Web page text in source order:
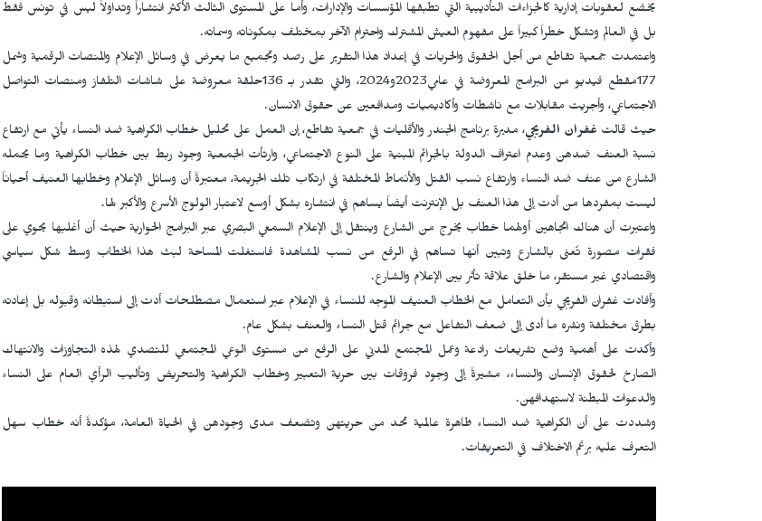
يخضع لعقوبات إدارية كالجزاءات التأديبية التي تطبقها المؤسسات والإدارات، وأما على المستوى الثالث الأكثر انتشاراً وتداولاً ليس في تونس فقط
بل في العالم وتشكل خطراً كبيراً على مفهوم العيش المشترك واحترام الآخر بمختلف بمكوناته وسماته.
واعتمدت جمعية تقاطع من أجل الحقوق والحريات في إعداد هذا التقرير على رصد وتجميع ما يعرض في وسائل الإعلام والمنصات الرقمية وشمل
177مقطع فيديو من البرامج المعروضة في عامي2023و2024، والتي تقدر بـ 136حلقة معروضة على شاشات التلفاز ومنصات التواصل
الاجتماعي، وأجريت مقابلات مع ناشطات وأكاديميات ومدافعين عن حقوق الانسان.
حيث قالت غفران الفريجي، مديرة برنامج الجندر والأقليات في جمعية تقاطع، إن العمل على تحليل خطاب الكراهية ضد النساء يأتي مع ارتفاع
نسبة العنف ضدهن وعدم اعتراف الدولة بالجرائم المبنية على النوع الاجتماعي، وارتأت الجمعية وجود ربط بين خطاب الكراهية وما يحمله
الشارع من عنف ضد النساء وارتفاع نسب القتل والأنماط المختلفة في ارتكاب تلك الجريمة، معتبرةً أن وسائل الإعلام وخطابها العنيف أحياناً
ليست بمفردها من أدت إلى هذا العنف بل الإنترنت أيضاً يساهم في انتشاره بشكل أوسع لاعتبار الولوج الأسرع والأكبر لها.
واعتبرت أن هناك اتجاهين أولهما خطاب يخرج من الشارع وينتقل إلى الإعلام السمعي البصري عبر البرامج الحوارية حيث أن أغلبها يحوي على
فقرات مصورة تُعنى بالشارع وتبين أنها تساهم في الرفع من نسب المشاهدة فاستغلت المساحة لبث هذا الخطاب وسط شكل سياسي
واقتصادي غير مستقر، ما خلق علاقة تأثر بين الإعلام والشارع.
وأفادت غفران الفريجي بأن التعامل مع الخطاب العنيف الموجه للنساء في الإعلام عبر استعمال مصطلحات أدت إلى استبطانه وقبوله بل إعادته
بطرق مختلفة ونشره ما أدى إلى ضعف التفاعل مع جرائم قتل النساء والعنف بشكل عام.
وأكدت على أهمية وضع تشريعات رادعة وعمل المجتمع المدني على الرفع من مستوى الوعي المجتمعي للتصدي لهذه التجاوزات والانتهاك
الصارخ لحقوق الإنسان والنساء، مشيرةً إلى وجود فروقات بين حرية التعبير وخطاب الكراهية والتحريض وتأليب الرأي العام على النساء
والدعوات المبطنة لاستهدافهن.
وشددت على أن الكراهية ضد النساء ظاهرة عالمية تحد من حريتهن وتضعف مدى وجودهن في الحياة العامة، مؤكدةً أنه خطاب سهل
التعرف عليه برغم الاختلاف في التعريفات.